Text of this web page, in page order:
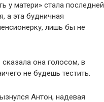
у матери» стала последней
а эта будничная
лишь бы не
она голосом, в
не будешь тестить.
Антон, надевая